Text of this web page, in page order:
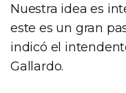
Nuestra idea es
este es un gran
indicó el
Gallardo.